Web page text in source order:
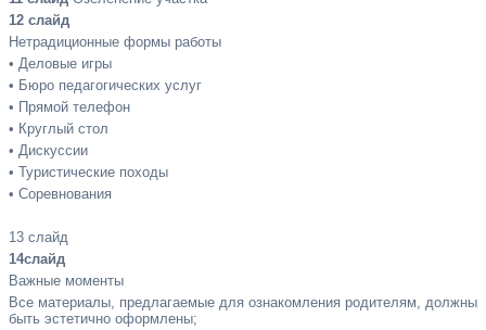
12 слайд
Нетрадиционные формы работы
• Деловые игры
• Бюро педагогических услуг
• Прямой телефон
• Круглый стол
• Дискуссии
• Туристические походы
• Соревнования
13 слайд
14слайд
Важные моменты
Все материалы, предлагаемые для ознакомления родителям, должны
быть эстетично оформлены;